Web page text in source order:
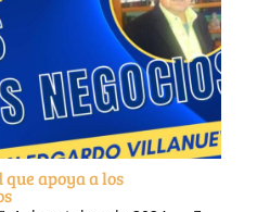
que apoya a los